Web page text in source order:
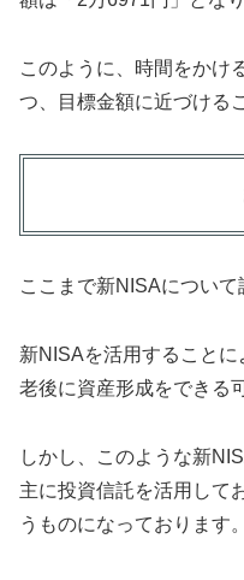
このように、時間をかけ
つ、目標金額に近づける
ここまで新NISAについて
新NISAを活用することに
老後に資産形成をできる
しかし、このような新
主に投資信託を活用して
うものになっております。